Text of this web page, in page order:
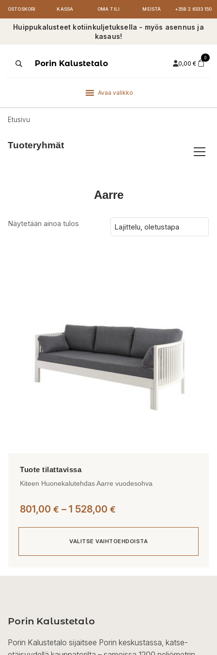
OSTOSKORI KASSA OMA TILI MEISTÄ +358 2 6333 150
Huippukalusteet kotiinkuljetuksella - myös asennus ja
kasaus!
ProductsPorin Kalustetalo 0,00 €
0
Avaa valikko
Etusivu
Tuoteryhmät
Aarre
Näytetään ainoa tulos
Kiteen Huonekalutehdas Aarre vuodesohva
801,00 € – 1 528,00 €
1
528,00 €
VALITSE VAIHTOEHDOISTA
muunnelma.
tehdä
Porin Kalustetalo
Porin Kalustetalo sijaitsee Porin keskustassa, katse-